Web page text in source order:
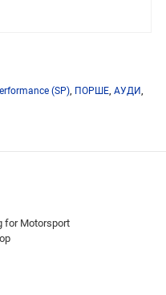
(SP) ПОРШЕ АУДИ
for Motorsport